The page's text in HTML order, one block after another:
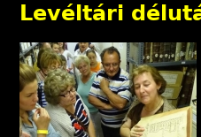
e
s
i
Levéltári